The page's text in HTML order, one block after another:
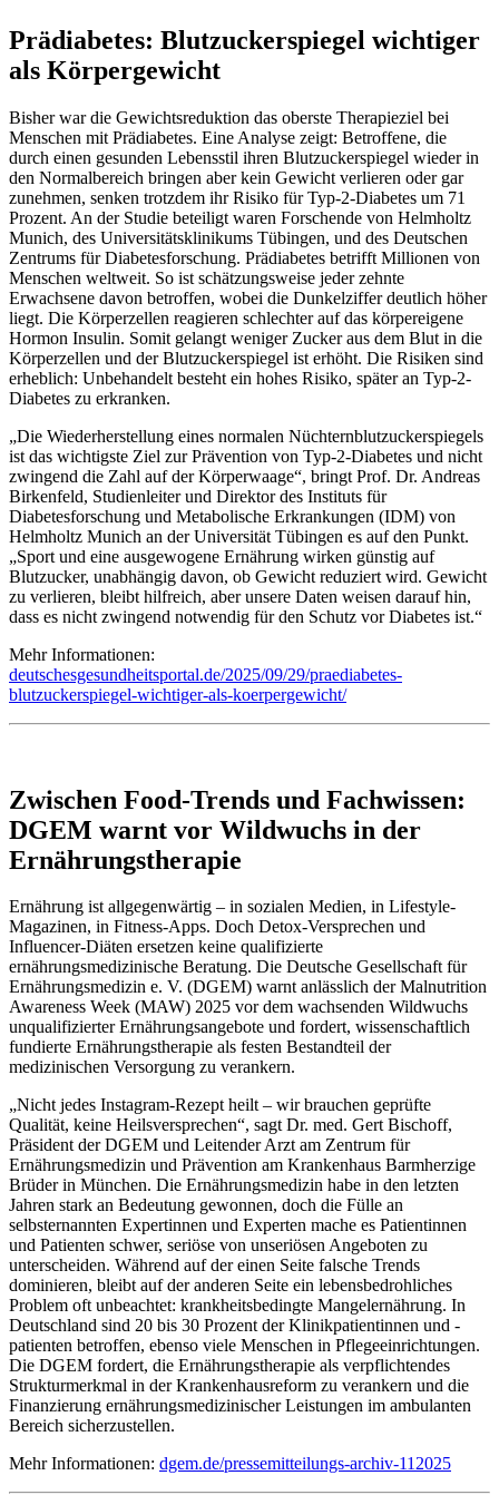
Prädiabetes: Blutzuckerspiegel wichtiger
als Körpergewicht
Bisher war die Gewichtsreduktion das oberste Therapieziel bei
Menschen mit Prädiabetes. Eine Analyse zeigt: Betroffene, die
durch einen gesunden Lebensstil ihren Blutzuckerspiegel wieder in
den Normalbereich bringen aber kein Gewicht verlieren oder gar
zunehmen, senken trotzdem ihr Risiko für Typ-2-Diabetes um 71
Prozent. An der Studie beteiligt waren Forschende von Helmholtz
Munich, des Universitätsklinikums Tübingen, und des Deutschen
Zentrums für Diabetesforschung. Prädiabetes betrifft Millionen von
Menschen weltweit. So ist schätzungsweise jeder zehnte
Erwachsene davon betroffen, wobei die Dunkelziffer deutlich höher
liegt. Die Körperzellen reagieren schlechter auf das körpereigene
Hormon Insulin. Somit gelangt weniger Zucker aus dem Blut in die
Körperzellen und der Blutzuckerspiegel ist erhöht. Die Risiken sind
erheblich: Unbehandelt besteht ein hohes Risiko, später an Typ-2-
Diabetes zu erkranken.
„Die Wiederherstellung eines normalen Nüchternblutzuckerspiegels
ist das wichtigste Ziel zur Prävention von Typ-2-Diabetes und nicht
zwingend die Zahl auf der Körperwaage“, bringt Prof. Dr. Andreas
Birkenfeld, Studienleiter und Direktor des Instituts für
Diabetesforschung und Metabolische Erkrankungen (IDM) von
Helmholtz Munich an der Universität Tübingen es auf den Punkt.
„Sport und eine ausgewogene Ernährung wirken günstig auf
Blutzucker, unabhängig davon, ob Gewicht reduziert wird. Gewicht
zu verlieren, bleibt hilfreich, aber unsere Daten weisen darauf hin,
dass es nicht zwingend notwendig für den Schutz vor Diabetes ist.“
Mehr Informationen:
deutschesgesundheitsportal.de/2025/09/29/praediabetes-
blutzuckerspiegel-wichtiger-als-koerpergewicht/
Zwischen Food-Trends und Fachwissen:
DGEM warnt vor Wildwuchs in der
Ernährungstherapie
Ernährung ist allgegenwärtig – in sozialen Medien, in Lifestyle-
Magazinen, in Fitness-Apps. Doch Detox-Versprechen und
Influencer-Diäten ersetzen keine qualifizierte
ernährungsmedizinische Beratung. Die Deutsche Gesellschaft für
Ernährungsmedizin e. V. (DGEM) warnt anlässlich der Malnutrition
Awareness Week (MAW) 2025 vor dem wachsenden Wildwuchs
unqualifizierter Ernährungsangebote und fordert, wissenschaftlich
fundierte Ernährungstherapie als festen Bestandteil der
medizinischen Versorgung zu verankern.
„Nicht jedes Instagram-Rezept heilt – wir brauchen geprüfte
Qualität, keine Heilsversprechen“, sagt Dr. med. Gert Bischoff,
Präsident der DGEM und Leitender Arzt am Zentrum für
Ernährungsmedizin und Prävention am Krankenhaus Barmherzige
Brüder in München. Die Ernährungsmedizin habe in den letzten
Jahren stark an Bedeutung gewonnen, doch die Fülle an
selbsternannten Expertinnen und Experten mache es Patientinnen
und Patienten schwer, seriöse von unseriösen Angeboten zu
unterscheiden. Während auf der einen Seite falsche Trends
dominieren, bleibt auf der anderen Seite ein lebensbedrohliches
Problem oft unbeachtet: krankheitsbedingte Mangelernährung. In
Deutschland sind 20 bis 30 Prozent der Klinikpatientinnen und -
patienten betroffen, ebenso viele Menschen in Pflegeeinrichtungen.
Die DGEM fordert, die Ernährungstherapie als verpflichtendes
Strukturmerkmal in der Krankenhausreform zu verankern und die
Finanzierung ernährungsmedizinischer Leistungen im ambulanten
Bereich sicherzustellen.
Mehr Informationen: dgem.de/pressemitteilungs-archiv-112025